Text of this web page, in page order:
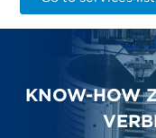
KNOW-HOW